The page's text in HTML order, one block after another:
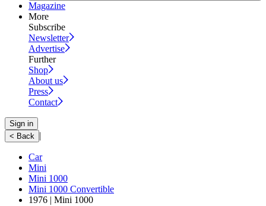
Magazine
More
Subscribe
Newsletter
Advertise
Further
Shop
About us
Press
Contact
Sign in
< Back |
Car
Mini
Mini 1000
Mini 1000 Convertible
1976 | Mini 1000